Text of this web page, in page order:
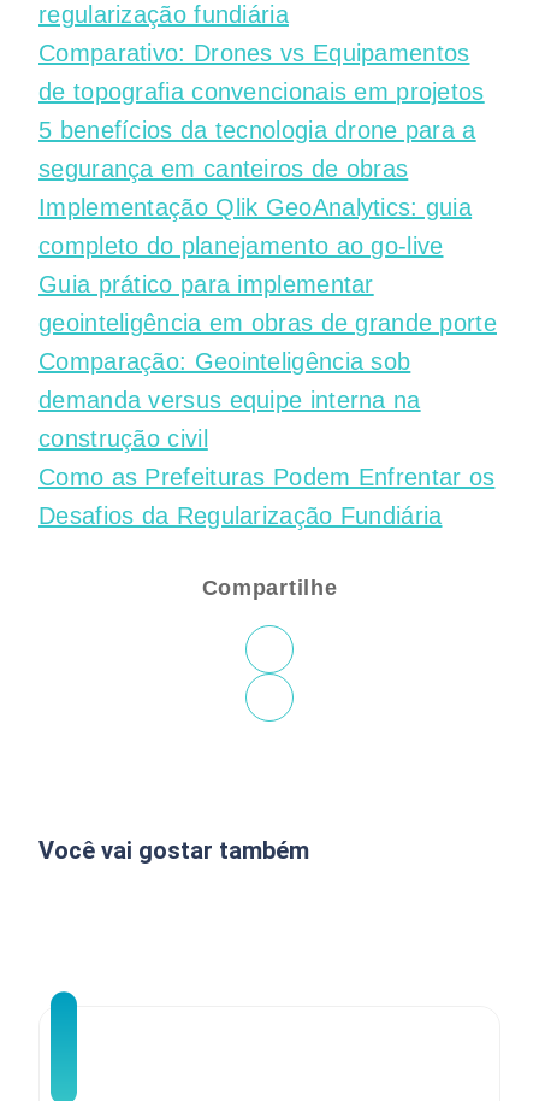
regularização fundiária
Comparativo: Drones vs Equipamentos
de topografia convencionais em projetos
5 benefícios da tecnologia drone para a
segurança em canteiros de obras
Implementação Qlik GeoAnalytics: guia
completo do planejamento ao go-live
Guia prático para implementar
geointeligência em obras de grande porte
Comparação: Geointeligência sob
demanda versus equipe interna na
construção civil
Como as Prefeituras Podem Enfrentar os
Desafios da Regularização Fundiária
Compartilhe
Você vai gostar também